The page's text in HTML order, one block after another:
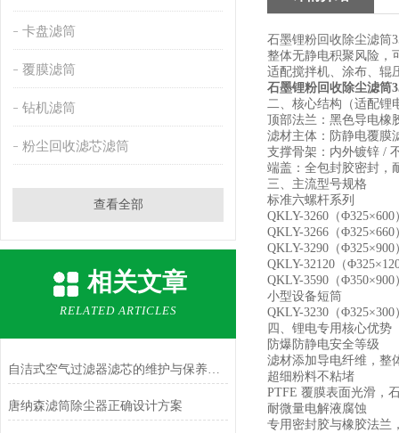
卡盘滤筒
覆膜滤筒
钻机滤筒
粉尘回收滤芯滤筒
查看全部
相关文章
RELATED ARTICLES
自洁式空气过滤器滤芯的维护与保养方法
唐纳森滤筒除尘器正确设计方案
石墨锂粉回收除尘滤筒
整体无静电积聚风险，
适配搅拌机、涂布、辊
石墨锂粉回收除尘滤筒
二、核心结构（适配锂
顶部法兰：黑色导电橡
滤材主体：防静电覆膜
支撑骨架：内外镀锌 /
端盖：全包封胶密封，
三、主流型号规格
标准六螺杆系列
QKLY-3260（Φ325×600
QKLY-3266（Φ325×660
QKLY-3290（Φ325×900
QKLY-32120（
QKLY-3590（Φ350×900
小型设备短筒
QKLY-3230（
四、锂电专用核心优势
防爆防静电安全等级
滤材添加导电纤维，整
超细粉料不粘堵
PTFE 覆膜表面光滑，
耐微量电解液腐蚀
专用密封胶与橡胶法兰